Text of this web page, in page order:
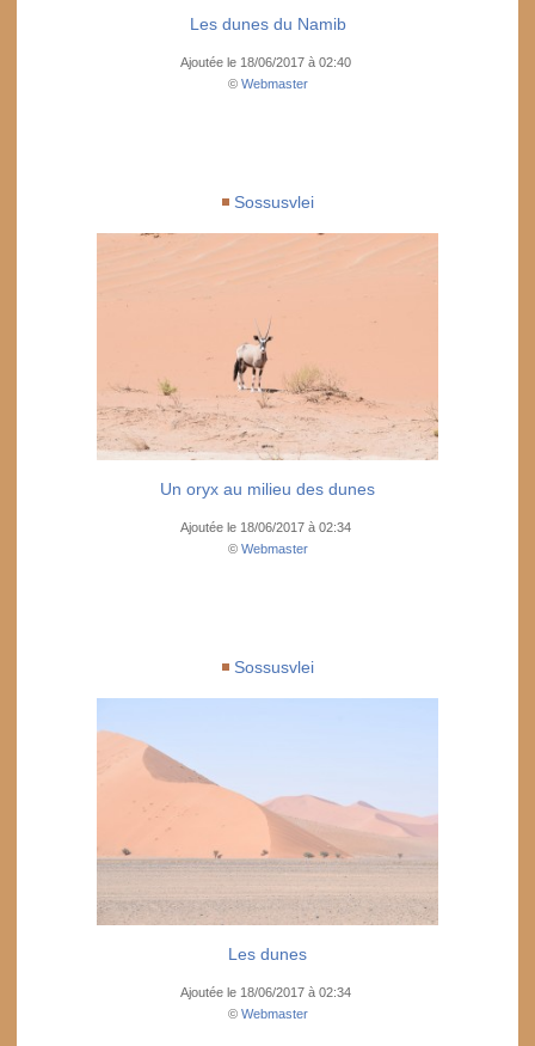
Les dunes du Namib
Ajoutée le 18/06/2017 à 02:40
© Webmaster
Sossusvlei
Un oryx au milieu des dunes
Ajoutée le 18/06/2017 à 02:34
© Webmaster
Sossusvlei
Les dunes
Ajoutée le 18/06/2017 à 02:34
© Webmaster